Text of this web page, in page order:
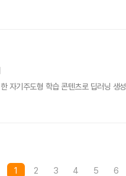
자기주도형 학습 콘텐츠로 딥러닝
1 2 3 4 5 6